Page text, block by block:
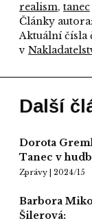
realism, tanec
Články autora:
Aktuální čísla
v
Další
Dorota
Tanec v
Zprávy | 2024/15
Barbora
Šilerová: